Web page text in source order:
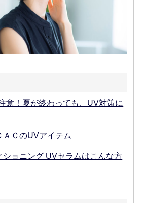
意！夏が終わっても、UV対策に
ＡＣのUVアイテム
ショニング UVセラムはこんな方